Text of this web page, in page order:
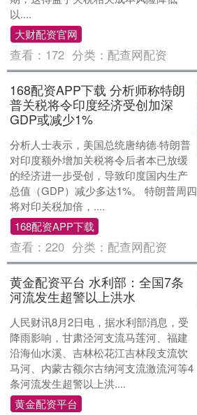
以....
大财配资官网
查看： 172 分类： 配查网配资
168配资APP下载 分析师称特朗
普关税将令印度经济受创加深
GDP或减少1%
分析人士表示，美国总统唐纳德·特朗普
对印度额外增加关税将令后者本已放缓
的经济进一步受创，导致印度国内生产
总值（GDP）减少多达1%。 特朗普周四
将对印关税加倍，....
168配资APP下载
查看：220 分类： 配查网配资
黄金配资平台 水利部：全国7条
河流发生超警以上洪水
人民财讯8月2日电，据水利部消息，受
降雨影响，甘肃泾河支流马莲河、福建
沿海仙水溪、吉林松花江吉林段支流饮
马河、内蒙古额尔古纳河支流激流河等4
条河流发生超警以上洪....
黄金配资平台